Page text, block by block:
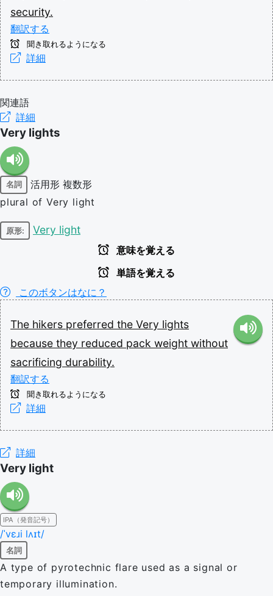
security.
翻訳する
聞き取れるようになる
詳細
関連語
詳細
Very lights
名詞 活用形 複数形
plural of Very light
原形: Very light
意味を覚える
単語を覚える
このボタンはなに？
The hikers preferred the Very lights
because they reduced pack weight without
sacrificing durability.
翻訳する
聞き取れるようになる
詳細
詳細
Very light
IPA（発音記号）
/ˈvɛɹi lʌɪt/
名詞
A type of pyrotechnic flare used as a signal or
temporary illumination.